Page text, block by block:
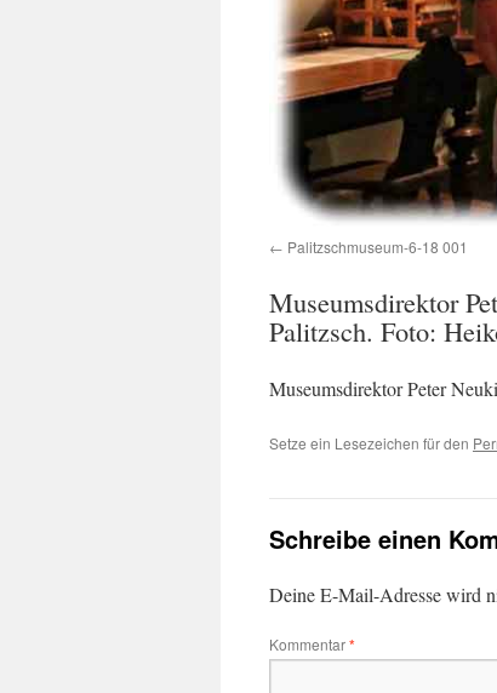
Palitzschmuseum-6-18 001
Museumsdirektor
Palitzsch. Foto:
Museumsdirektor Peter
Setze ein Lesezeichen für den
Schreibe einen
Deine E-Mail-Adresse wird
Kommentar*